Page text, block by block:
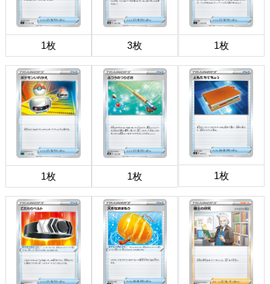
1枚 3枚 1枚
1枚 1枚 1枚